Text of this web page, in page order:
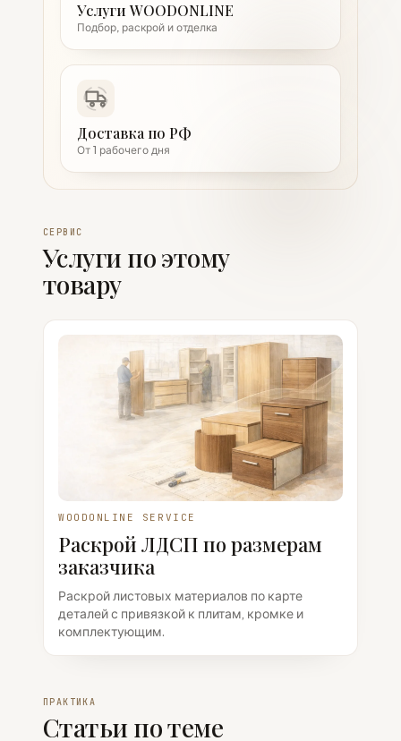
Услуги WOODONLINE
Подбор, раскрой и отделка
Доставка по РФ
От 1 рабочего дня
СЕРВИС
Услуги по этому
товару
WOODONLINE SERVICE
Раскрой ЛДСП по размерам
заказчика
Раскрой листовых материалов по карте
деталей с привязкой к плитам, кромке и
комплектующим.
ПРАКТИКА
Статьи по теме